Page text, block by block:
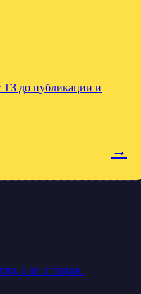
до публикации и
→
а не в тираж.